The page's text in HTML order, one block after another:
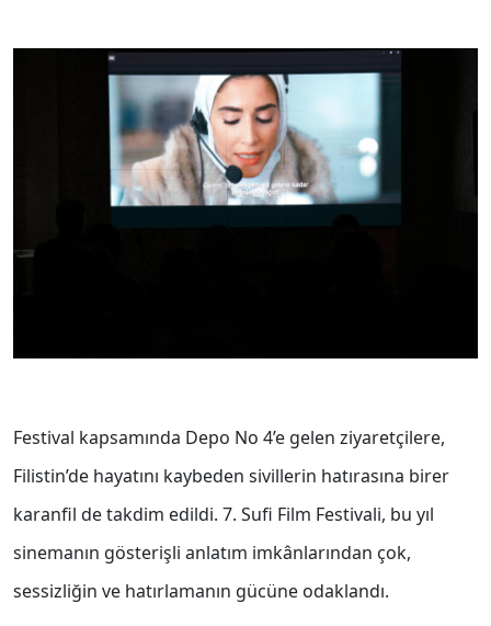
Festival kapsamında Depo No 4’e gelen ziyaretçilere,
Filistin’de hayatını kaybeden sivillerin hatırasına birer
karanfil de takdim edildi. 7. Sufi Film Festivali, bu yıl
sinemanın gösterişli anlatım imkânlarından çok,
sessizliğin ve hatırlamanın gücüne odaklandı.